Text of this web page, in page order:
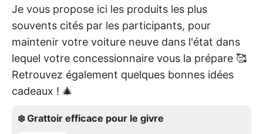
Je vous propose ici les produits les plus
souvents cités par les participants, pour
maintenir votre voiture neuve dans l'état dans
lequel votre concessionnaire vous la prépare 🥰
Retrouvez également quelques bonnes idées
cadeaux ! 🎄
❄️ Grattoir efficace pour le givre